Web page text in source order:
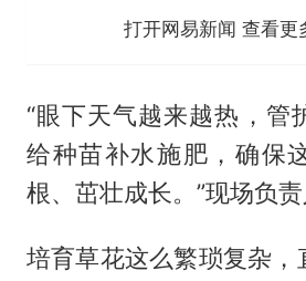
打开网易新闻 查看更
“眼下天气越来越热，管
给种苗补水施肥，确保
根、茁壮成长。”现场负责
培育草花这么繁琐复杂，